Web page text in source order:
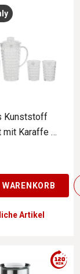
Kunststoff
mit Karaffe 5-
WARENKORB
Artikel